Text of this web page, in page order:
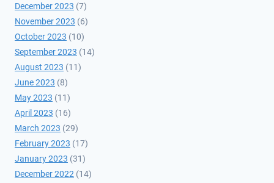
December 2023 (7)
November 2023 (6)
October 2023 (10)
September 2023 (14)
August 2023 (11)
June 2023 (8)
May 2023 (11)
April 2023 (16)
March 2023 (29)
February 2023 (17)
January 2023 (31)
December 2022 (14)